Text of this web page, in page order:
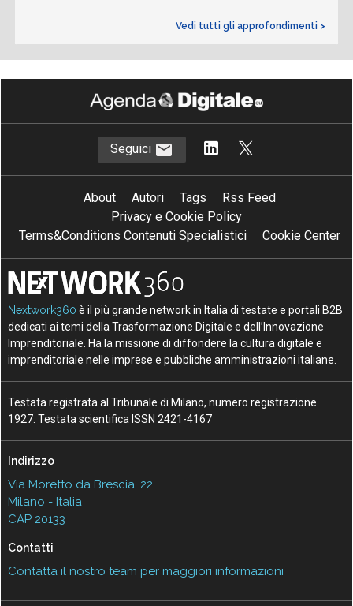
Vedi tutti gli approfondimenti >
Seguici
About Autori Tags
Rss Feed
Privacy e Cookie Policy
Terms&Conditions Contenuti Specialistici
Cookie Center
Nextwork360 è il più grande network in Italia di testate e portali B2B
dedicati ai temi della Trasformazione Digitale e dell’Innovazione
Imprenditoriale. Ha la missione di diffondere la cultura digitale e
imprenditoriale nelle imprese e pubbliche amministrazioni italiane.
Testata registrata al Tribunale di Milano, numero registrazione
1927. Testata scientifica ISSN 2421-4167
Indirizzo
Via Moretto da Brescia, 22
Milano - Italia
CAP 20133
Contatti
Contatta il nostro team per maggiori informazioni